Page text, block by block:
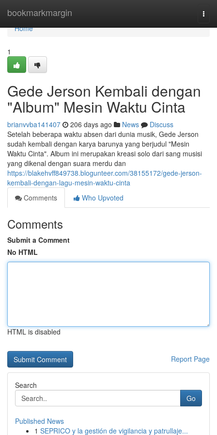
bookmarkmargin
Home
Home
1
Gede Jerson Kembali dengan
"Album" Mesin Waktu Cinta
brianvvba141407 206 days ago News
Discuss
Setelah beberapa waktu absen dari dunia musik, Gede Jerson
sudah kembali dengan karya barunya yang berjudul "Mesin
Waktu Cinta". Album ini merupakan kreasi solo dari sang musisi
yang dikenal dengan suara merdu dan
https://blakehvff849738.blogunteer.com/38155172/gede-jerson-
kembali-dengan-lagu-mesin-waktu-cinta
Comments
Who Upvoted
Comments
Submit a Comment
No HTML
HTML is disabled
Report Page
Search
Go
Published News
1 SEPRICO y la gestión de vigilancia y patrullaje...